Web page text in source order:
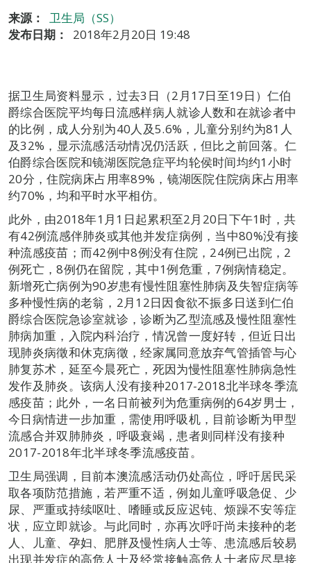
来源：
卫生局（SS）
发布日期：
2018年2月20日 19:48
据卫生局资料显示，过去3日（2月17日至19日）仁伯
爵综合医院平均每日流感样病人就诊人数和在就诊者中
的比例，成人分别为40人及5.6%，儿童分别约为81人
及32%，显示流感活动情况仍活跃，但比之前回落。仁
伯爵综合医院和镜湖医院急症平均轮侯时间均约1小时
20分，住院病床占用率89%，镜湖医院住院病床占用率
约70%，均和平时水平相仿。
此外，由2018年1月1日起累积至2月20日下午1时，共
有42例流感伴肺炎或其他并发症病例，当中80%没有接
种流感疫苗；而42例中8例没有住院，24例已出院，2
例死亡，8例仍在留院，其中1例危重，7例病情稳定。
新增死亡病例为90岁患有慢性阻塞性肺病及失智症病等
多种慢性病的老翁，2月12日因食欲不振多日送到仁伯
爵综合医院急诊室就诊，诊断为乙型流感及慢性阻塞性
肺病加重，入院内科治疗，情况曾一度好转，但近日出
现肺炎病徵和休克病徵，经家属同意放弃气管插管与心
肺复苏术，延至今晨死亡，死因为慢性阻塞性肺病急性
发作及肺炎。该病人没有接种2017-2018北半球冬季流
感疫苗；此外，一名日前被列为危重病例的64岁男士，
今日病情进一步加重，需使用呼吸机，目前诊断为甲型
流感合并双肺肺炎，呼吸衰竭，患者则同样没有接种
2017-2018年北半球冬季流感疫苗。
卫生局强调，目前本澳流感活动仍处高位，呼吁居民采
取各项防范措施，若严重不适，例如儿童呼吸急促、少
尿、严重或持续呕吐、嗜睡或反应迟钝、烦躁不安等症
状，应立即就诊。与此同时，亦再次呼吁尚未接种的老
人、儿童、孕妇、肥胖及慢性病人士等、患流感后较易
出现并发症的高危人士及经常接触高危人士者应尽早接